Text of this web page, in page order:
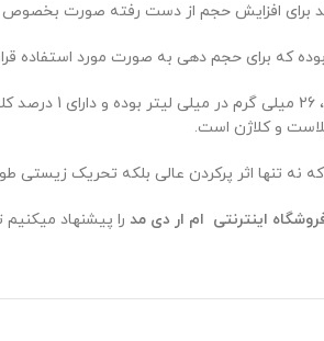
برای افزایش حجم از دست رفته صورت
که برای حجم دهی به صورت مورد استفاده
، 26 میلی
و کلاژن است.
تنها اثر پرکردن عالی بلکه تحریک زیستی
اینترنتی ام ار دی مد را پیشنهاد